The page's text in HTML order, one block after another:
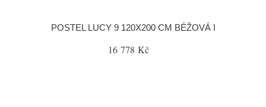
POSTEL LUCY 9 120X200 CM BÉŽOVÁ I
16 778 Kč